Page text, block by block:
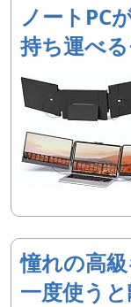
ノートPC
持ち運べ
憧れの高
一度使う